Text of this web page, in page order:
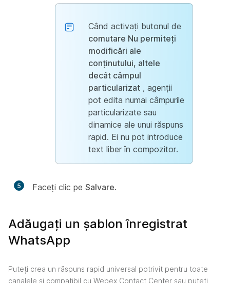
Când activați butonul de
comutare Nu permiteți
modificări ale
conținutului, altele
decât câmpul
particularizat , agenții
pot edita numai câmpurile
particularizate sau
dinamice ale unui răspuns
rapid. Ei nu pot introduce
text liber în compozitor.
5 Faceți clic pe Salvare.
Adăugați un șablon înregistrat
WhatsApp
Puteți crea un răspuns rapid universal potrivit pentru toate
canalele și compatibil cu Webex Contact Center sau puteți